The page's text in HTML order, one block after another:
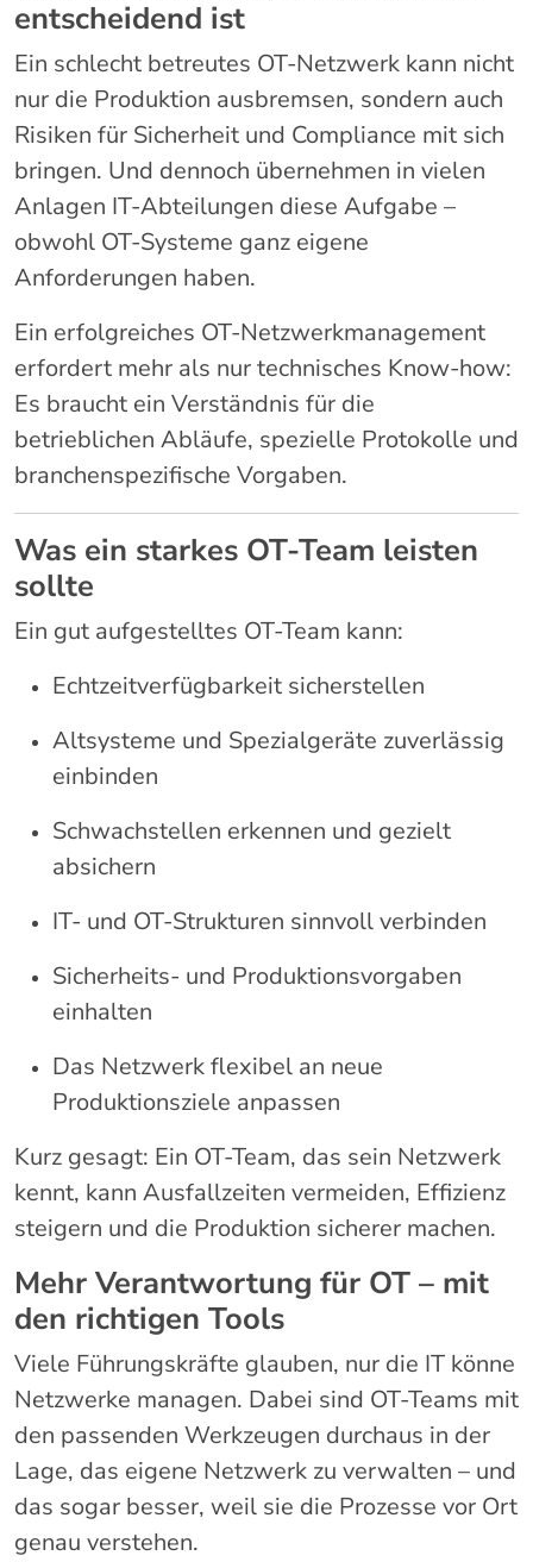
entscheidend ist
Ein schlecht betreutes OT-Netzwerk kann nicht
nur die Produktion ausbremsen, sondern auch
Risiken für Sicherheit und Compliance mit sich
bringen. Und dennoch übernehmen in vielen
Anlagen IT-Abteilungen diese Aufgabe –
obwohl OT-Systeme ganz eigene
Anforderungen haben.
Ein erfolgreiches OT-Netzwerkmanagement
erfordert mehr als nur technisches Know-how:
Es braucht ein Verständnis für die
betrieblichen Abläufe, spezielle Protokolle und
branchenspezifische Vorgaben.
Was ein starkes OT-Team leisten
sollte
Ein gut aufgestelltes OT-Team kann:
Echtzeitverfügbarkeit sicherstellen
Altsysteme und Spezialgeräte zuverlässig
einbinden
Schwachstellen erkennen und gezielt
absichern
IT- und OT-Strukturen sinnvoll verbinden
Sicherheits- und Produktionsvorgaben
einhalten
Das Netzwerk flexibel an neue
Produktionsziele anpassen
Kurz gesagt: Ein OT-Team, das sein Netzwerk
kennt, kann Ausfallzeiten vermeiden, Effizienz
steigern und die Produktion sicherer machen.
Mehr Verantwortung für OT – mit
den richtigen Tools
Viele Führungskräfte glauben, nur die IT könne
Netzwerke managen. Dabei sind OT-Teams mit
den passenden Werkzeugen durchaus in der
Lage, das eigene Netzwerk zu verwalten – und
das sogar besser, weil sie die Prozesse vor Ort
genau verstehen.